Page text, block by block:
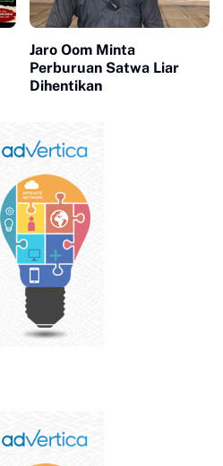
Jaro Oom Minta
Perburuan Satwa Liar
Dihentikan